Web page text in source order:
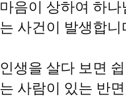
마음이 상하여 하
는 사건이 발생합니
인생을 살다 보면
는 사람이 있는 반